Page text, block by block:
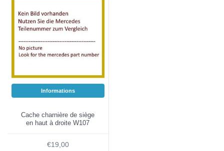
Informations
Cache charnière de siège
en haut à droite W107
€19,00